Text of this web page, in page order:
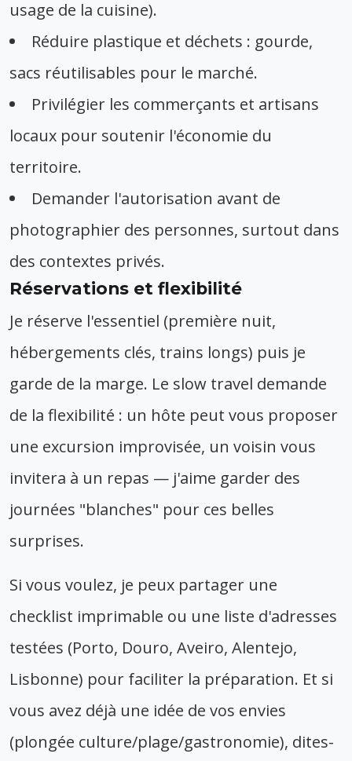
usage de la cuisine).
Réduire plastique et déchets : gourde,
sacs réutilisables pour le marché.
Privilégier les commerçants et artisans
locaux pour soutenir l'économie du
territoire.
Demander l'autorisation avant de
photographier des personnes, surtout dans
des contextes privés.
Réservations et flexibilité
Je réserve l'essentiel (première nuit,
hébergements clés, trains longs) puis je
garde de la marge. Le slow travel demande
de la flexibilité : un hôte peut vous proposer
une excursion improvisée, un voisin vous
invitera à un repas — j'aime garder des
journées "blanches" pour ces belles
surprises.
Si vous voulez, je peux partager une
checklist imprimable ou une liste d'adresses
testées (Porto, Douro, Aveiro, Alentejo,
Lisbonne) pour faciliter la préparation. Et si
vous avez déjà une idée de vos envies
(plongée culture/plage/gastronomie), dites-